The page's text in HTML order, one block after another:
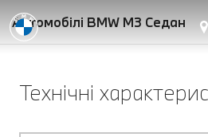
Автомобілі BMW M3 Седан
Технічні